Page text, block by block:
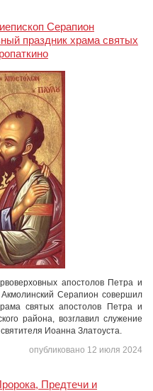
Серапион
праздник храма святых
апостолов Петра и
Серапион совершил
святых апостолов Петра и
района, возглавил служение
Иоанна Златоуста.
опубликовано 12 июля 2024
Предтечи и